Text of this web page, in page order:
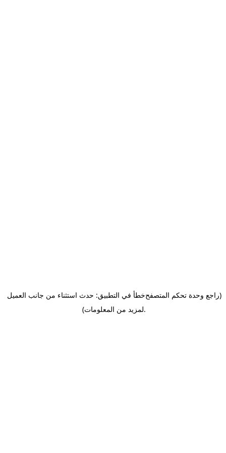
خطأ في التطبيق: حدث استثناء من جانب العميل(راجع وحدة تحكم المتصفح
لمزيد من المعلومات).